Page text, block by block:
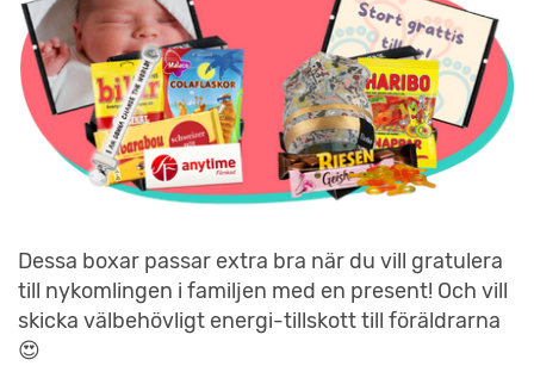
Dessa boxar passar extra bra när du vill gratulera
till nykomlingen i familjen med en present! Och vill
skicka välbehövligt energi-tillskott till föräldrarna
😍